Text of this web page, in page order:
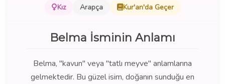
Kız Arapça Kur'an'da Geçer
Belma İsminin Anlamı
Belma, "kavun" veya "tatlı meyve" anlamlarına
gelmektedir. Bu güzel isim, doğanın sunduğu en